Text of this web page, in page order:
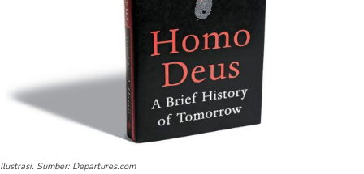
Ilustrasi. Sumber: Departures.com